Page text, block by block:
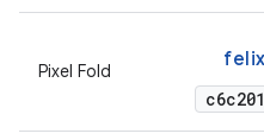
Pixel Fold